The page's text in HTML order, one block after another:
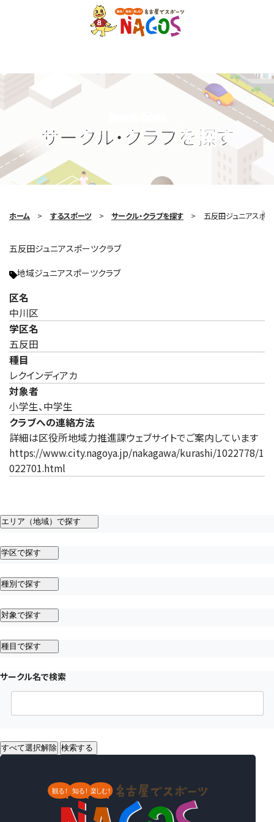
サークル・クラブを探す
Search Circle
ホーム するスポーツ サークル・クラブを探す 五反田ジュニアスポー
五反田ジュニアスポーツクラブ
地域ジュニアスポーツクラブ
区名
中川区
学区名
五反田
種目
レクインディアカ
対象者
小学生、中学生
クラブへの連絡方法
詳細は区役所地域力推進課ウェブサイトでご案内しています
https://www.city.nagoya.jp/nakagawa/kurashi/1022778/1
022701.html
エリア（地域）で探す
学区で探す
種別で探す
対象で探す
種目で探す
サークル名で検索
すべて選択解除 検索する